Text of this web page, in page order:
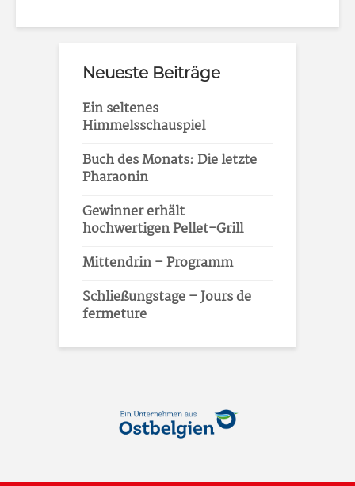
Neueste Beiträge
Ein seltenes
Himmelsschauspiel
Buch des Monats: Die letzte
Pharaonin
Gewinner erhält
hochwertigen Pellet-Grill
Mittendrin – Programm
Schließungstage – Jours de
fermeture